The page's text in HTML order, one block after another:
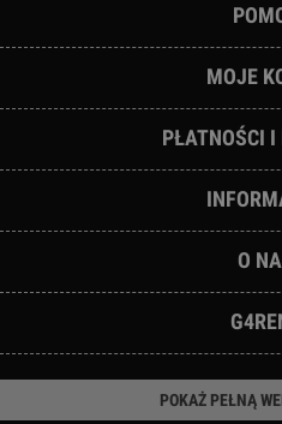
MOJE
PŁATNOŚCI I
O
POKAŻ PEŁNĄ